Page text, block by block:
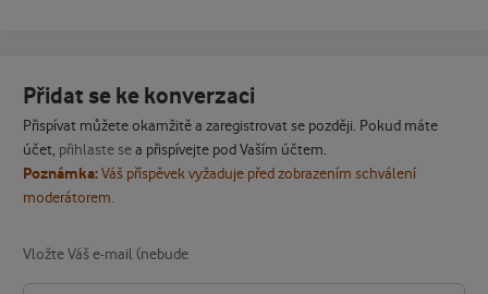
Přidat se ke konverzaci
Přispívat můžete okamžitě a zaregistrovat se později. Pokud máte
účet, přihlaste sea přispívejte pod Vaším účtem.
Poznámka:Váš příspěvek vyžaduje před zobrazením schválení
moderátorem.